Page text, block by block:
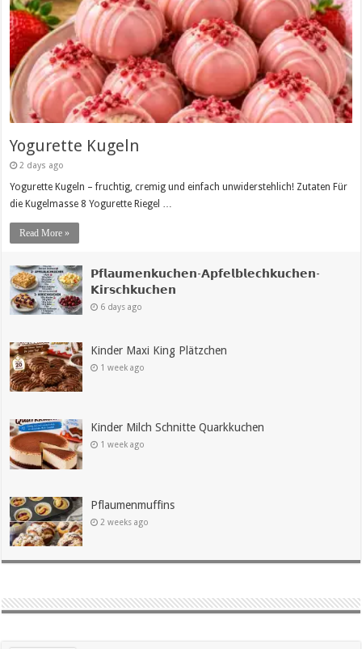
Yogurette Kugeln
2 days ago
Yogurette Kugeln – fruchtig, cremig und einfach unwiderstehlich! Zutaten Für
die Kugelmasse 8 Yogurette Riegel …
Read More »
𝗣𝗳𝗹𝗮𝘂𝗺𝗲𝗻𝗸𝘂𝗰𝗵𝗲𝗻-𝗔𝗽𝗳𝗲𝗹𝗯𝗹𝗲𝗰𝗵𝗸𝘂𝗰𝗵𝗲𝗻-
𝗞𝗶𝗿𝘀𝗰𝗵𝗸𝘂𝗰𝗵𝗲𝗻
6 days ago
Kinder Maxi King Plätzchen
1 week ago
Kinder Milch Schnitte Quarkkuchen
1 week ago
Pflaumenmuffins
2 weeks ago